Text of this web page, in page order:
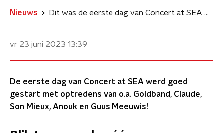
Nieuws Dit was de eerste dag van Concert at SEA 2023
vr 23 juni 2023 13:39
De eerste dag van Concert at SEA werd goed
gestart met optredens van o.a. Goldband, Claude,
Son Mieux, Anouk en Guus Meeuwis!